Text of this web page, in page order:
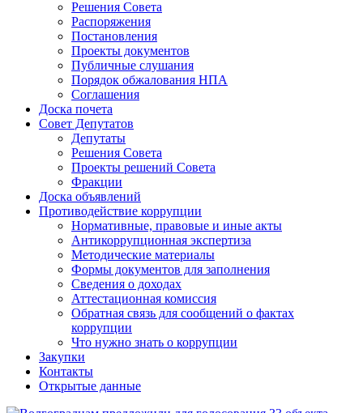
Решения Совета
Распоряжения
Постановления
Проекты документов
Публичные слушания
Порядок обжалования НПА
Соглашения
Доска почета
Совет Депутатов
Депутаты
Решения Совета
Проекты решений Совета
Фракции
Доска объявлений
Противодействие коррупции
Нормативные, правовые и иные акты
Антикоррупционная экспертиза
Методические материалы
Формы документов для заполнения
Сведения о доходах
Аттестационная комиссия
Обратная связь для сообщений о фактах
коррупции
Что нужно знать о коррупции
Закупки
Контакты
Открытые данные